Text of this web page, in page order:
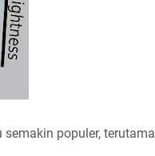
populer, terutama